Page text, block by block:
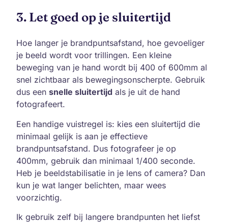
3. Let goed op je sluitertijd
Hoe langer je brandpuntsafstand, hoe gevoeliger
je beeld wordt voor trillingen. Een kleine
beweging van je hand wordt bij 400 of 600mm al
snel zichtbaar als bewegingsonscherpte. Gebruik
dus een snelle sluitertijd als je uit de hand
fotografeert.
Een handige vuistregel is: kies een sluitertijd die
minimaal gelijk is aan je effectieve
brandpuntsafstand. Dus fotografeer je op
400mm, gebruik dan minimaal 1/400 seconde.
Heb je beeldstabilisatie in je lens of camera? Dan
kun je wat langer belichten, maar wees
voorzichtig.
Ik gebruik zelf bij langere brandpunten het liefst